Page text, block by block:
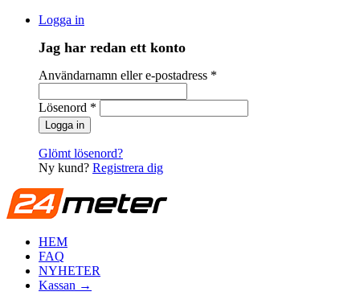
Logga in
Jag har redan ett konto
Användarnamn eller e-postadress *
Lösenord *
Glömt lösenord?
Ny kund? Registrera dig
HEM
FAQ
NYHETER
Kassan →